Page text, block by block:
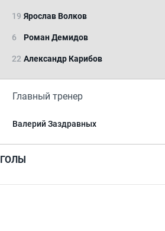
19 Ярослав Волков
6 Роман Демидов
22 Александр Карибов
Главный тренер
Валерий Заздравных
ГОЛЫ